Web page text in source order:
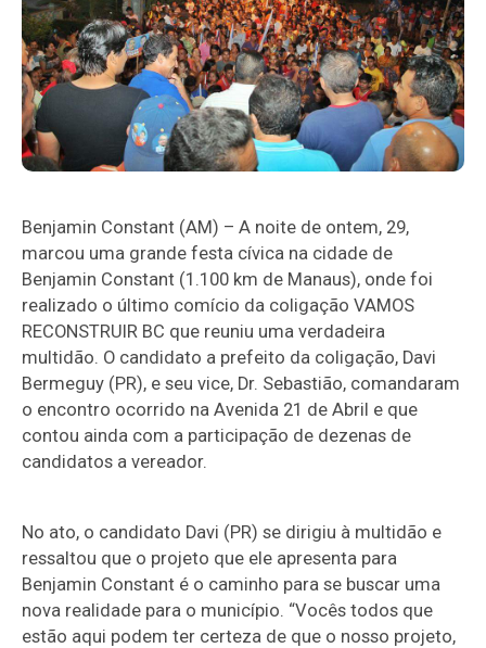
Benjamin Constant (AM) – A noite de ontem, 29,
marcou uma grande festa cívica na cidade de
Benjamin Constant (1.100 km de Manaus), onde foi
realizado o último comício da coligação VAMOS
RECONSTRUIR BC que reuniu uma verdadeira
multidão. O candidato a prefeito da coligação, Davi
Bermeguy (PR), e seu vice, Dr. Sebastião, comandaram
o encontro ocorrido na Avenida 21 de Abril e que
contou ainda com a participação de dezenas de
candidatos a vereador.
No ato, o candidato Davi (PR) se dirigiu à multidão e
ressaltou que o projeto que ele apresenta para
Benjamin Constant é o caminho para se buscar uma
nova realidade para o município. “Vocês todos que
estão aqui podem ter certeza de que o nosso projeto,